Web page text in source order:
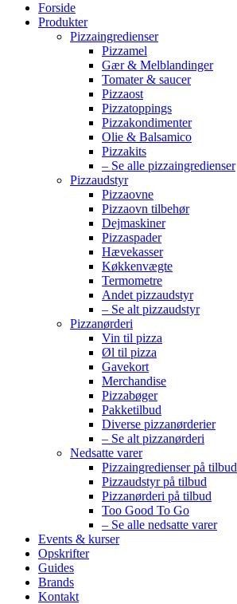
Forside
Produkter
Pizzaingredienser
Pizzamel
Gær & Melblandinger
Tomater & saucer
Pizzaost
Pizzatoppings
Pizzakondimenter
Olie & Balsamico
Pizzakits
– Se alle pizzaingredienser
Pizzaudstyr
Pizzaovne
Pizzaovn tilbehør
Dejmaskiner
Pizzaspader
Hævekasser
Køkkenvægte
Termometre
Andet pizzaudstyr
– Se alt pizzaudstyr
Pizzanørderi
Vin til pizza
Øl til pizza
Gavekort
Merchandise
Pizzabøger
Pakketilbud
Diverse pizzanørderier
– Se alt pizzanørderi
Nedsatte varer
Pizzaingredienser på tilbud
Pizzaudstyr på tilbud
Pizzanørderi på tilbud
Too Good To Go
– Se alle nedsatte varer
Events & kurser
Opskrifter
Guides
Brands
Kontakt